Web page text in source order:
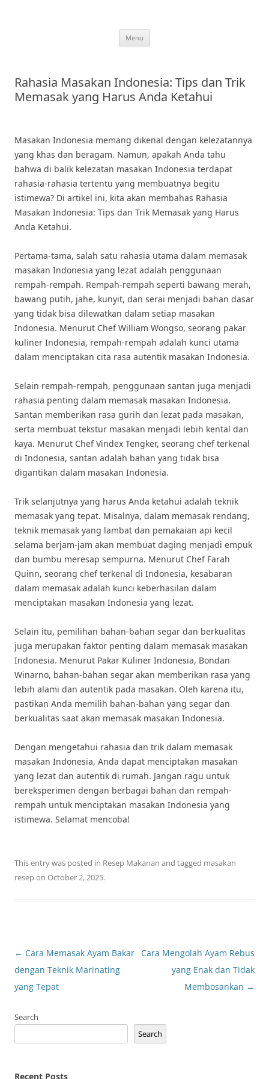
Menu
Rahasia Masakan Indonesia: Tips dan Trik
Memasak yang Harus Anda Ketahui
Masakan Indonesia memang dikenal dengan kelezatannya
yang khas dan beragam. Namun, apakah Anda tahu
bahwa di balik kelezatan masakan Indonesia terdapat
rahasia-rahasia tertentu yang membuatnya begitu
istimewa? Di artikel ini, kita akan membahas Rahasia
Masakan Indonesia: Tips dan Trik Memasak yang Harus
Anda Ketahui.
Pertama-tama, salah satu rahasia utama dalam memasak
masakan Indonesia yang lezat adalah penggunaan
rempah-rempah. Rempah-rempah seperti bawang merah,
bawang putih, jahe, kunyit, dan serai menjadi bahan dasar
yang tidak bisa dilewatkan dalam setiap masakan
Indonesia. Menurut Chef William Wongso, seorang pakar
kuliner Indonesia, rempah-rempah adalah kunci utama
dalam menciptakan cita rasa autentik masakan Indonesia.
Selain rempah-rempah, penggunaan santan juga menjadi
rahasia penting dalam memasak masakan Indonesia.
Santan memberikan rasa gurih dan lezat pada masakan,
serta membuat tekstur masakan menjadi lebih kental dan
kaya. Menurut Chef Vindex Tengker, seorang chef terkenal
di Indonesia, santan adalah bahan yang tidak bisa
digantikan dalam masakan Indonesia.
Trik selanjutnya yang harus Anda ketahui adalah teknik
memasak yang tepat. Misalnya, dalam memasak rendang,
teknik memasak yang lambat dan pemakaian api kecil
selama berjam-jam akan membuat daging menjadi empuk
dan bumbu meresap sempurna. Menurut Chef Farah
Quinn, seorang chef terkenal di Indonesia, kesabaran
dalam memasak adalah kunci keberhasilan dalam
menciptakan masakan Indonesia yang lezat.
Selain itu, pemilihan bahan-bahan segar dan berkualitas
juga merupakan faktor penting dalam memasak masakan
Indonesia. Menurut Pakar Kuliner Indonesia, Bondan
Winarno, bahan-bahan segar akan memberikan rasa yang
lebih alami dan autentik pada masakan. Oleh karena itu,
pastikan Anda memilih bahan-bahan yang segar dan
berkualitas saat akan memasak masakan Indonesia.
Dengan mengetahui rahasia dan trik dalam memasak
masakan Indonesia, Anda dapat menciptakan masakan
yang lezat dan autentik di rumah. Jangan ragu untuk
bereksperimen dengan berbagai bahan dan rempah-
rempah untuk menciptakan masakan Indonesia yang
istimewa. Selamat mencoba!
This entry was posted in Resep Makanan and tagged masakan
resepon October 2, 2025.
Post
navigation
← Cara Memasak Ayam Bakar
dengan Teknik Marinating
yang Tepat
Cara Mengolah Ayam Rebus
yang Enak dan Tidak
Membosankan →
Search
Search
Recent Posts